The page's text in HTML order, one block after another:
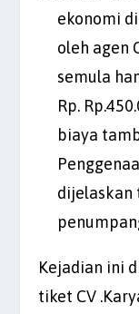
ekonomi
oleh agen
semula
Rp.
biaya
dijelaskan
Kejadian ini
tiket CV